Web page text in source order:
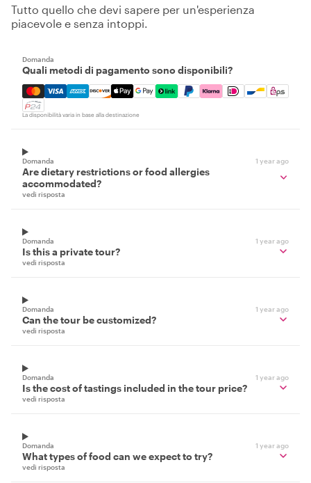
Tutto quello che devi sapere per un'esperienza
piacevole e senza intoppi.
Domanda
Quali metodi di pagamento sono disponibili?
Mastercard, Visa, Amex, Discover, Apple Pay, Google
La disponibilità varia in base alla destinazione
Domanda 1 year ago
Are dietary restrictions or food allergies
accommodated?
vedi risposta
Domanda 1 year ago
Is this a private tour?
vedi risposta
Domanda 1 year ago
Can the tour be customized?
vedi risposta
Domanda 1 year ago
Is the cost of tastings included in the tour price?
vedi risposta
Domanda 1 year ago
What types of food can we expect to try?
vedi risposta